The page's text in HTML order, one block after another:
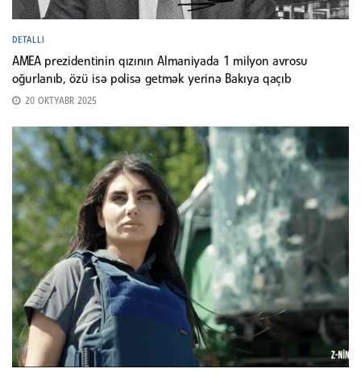
DETALLI
AMEA prezidentinin qızının Almaniyada 1 milyon avrosu
oğurlanıb, özü isə polisə getmək yerinə Bakıya qaçıb
20 OKTYABR 2025